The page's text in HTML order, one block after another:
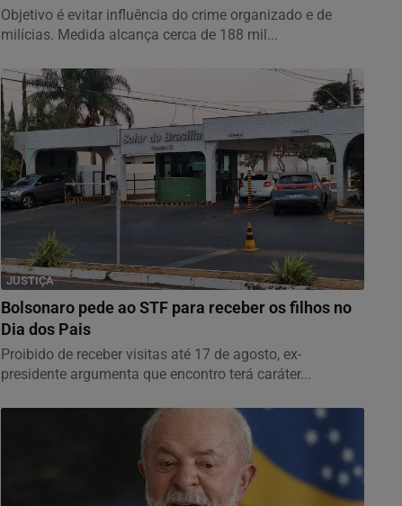
Objetivo é evitar influência do crime organizado e de
milícias. Medida alcança cerca de 188 mil...
JUSTIÇA
Bolsonaro pede ao STF para receber os filhos no
Dia dos Pais
Proibido de receber visitas até 17 de agosto, ex-
presidente argumenta que encontro terá caráter...